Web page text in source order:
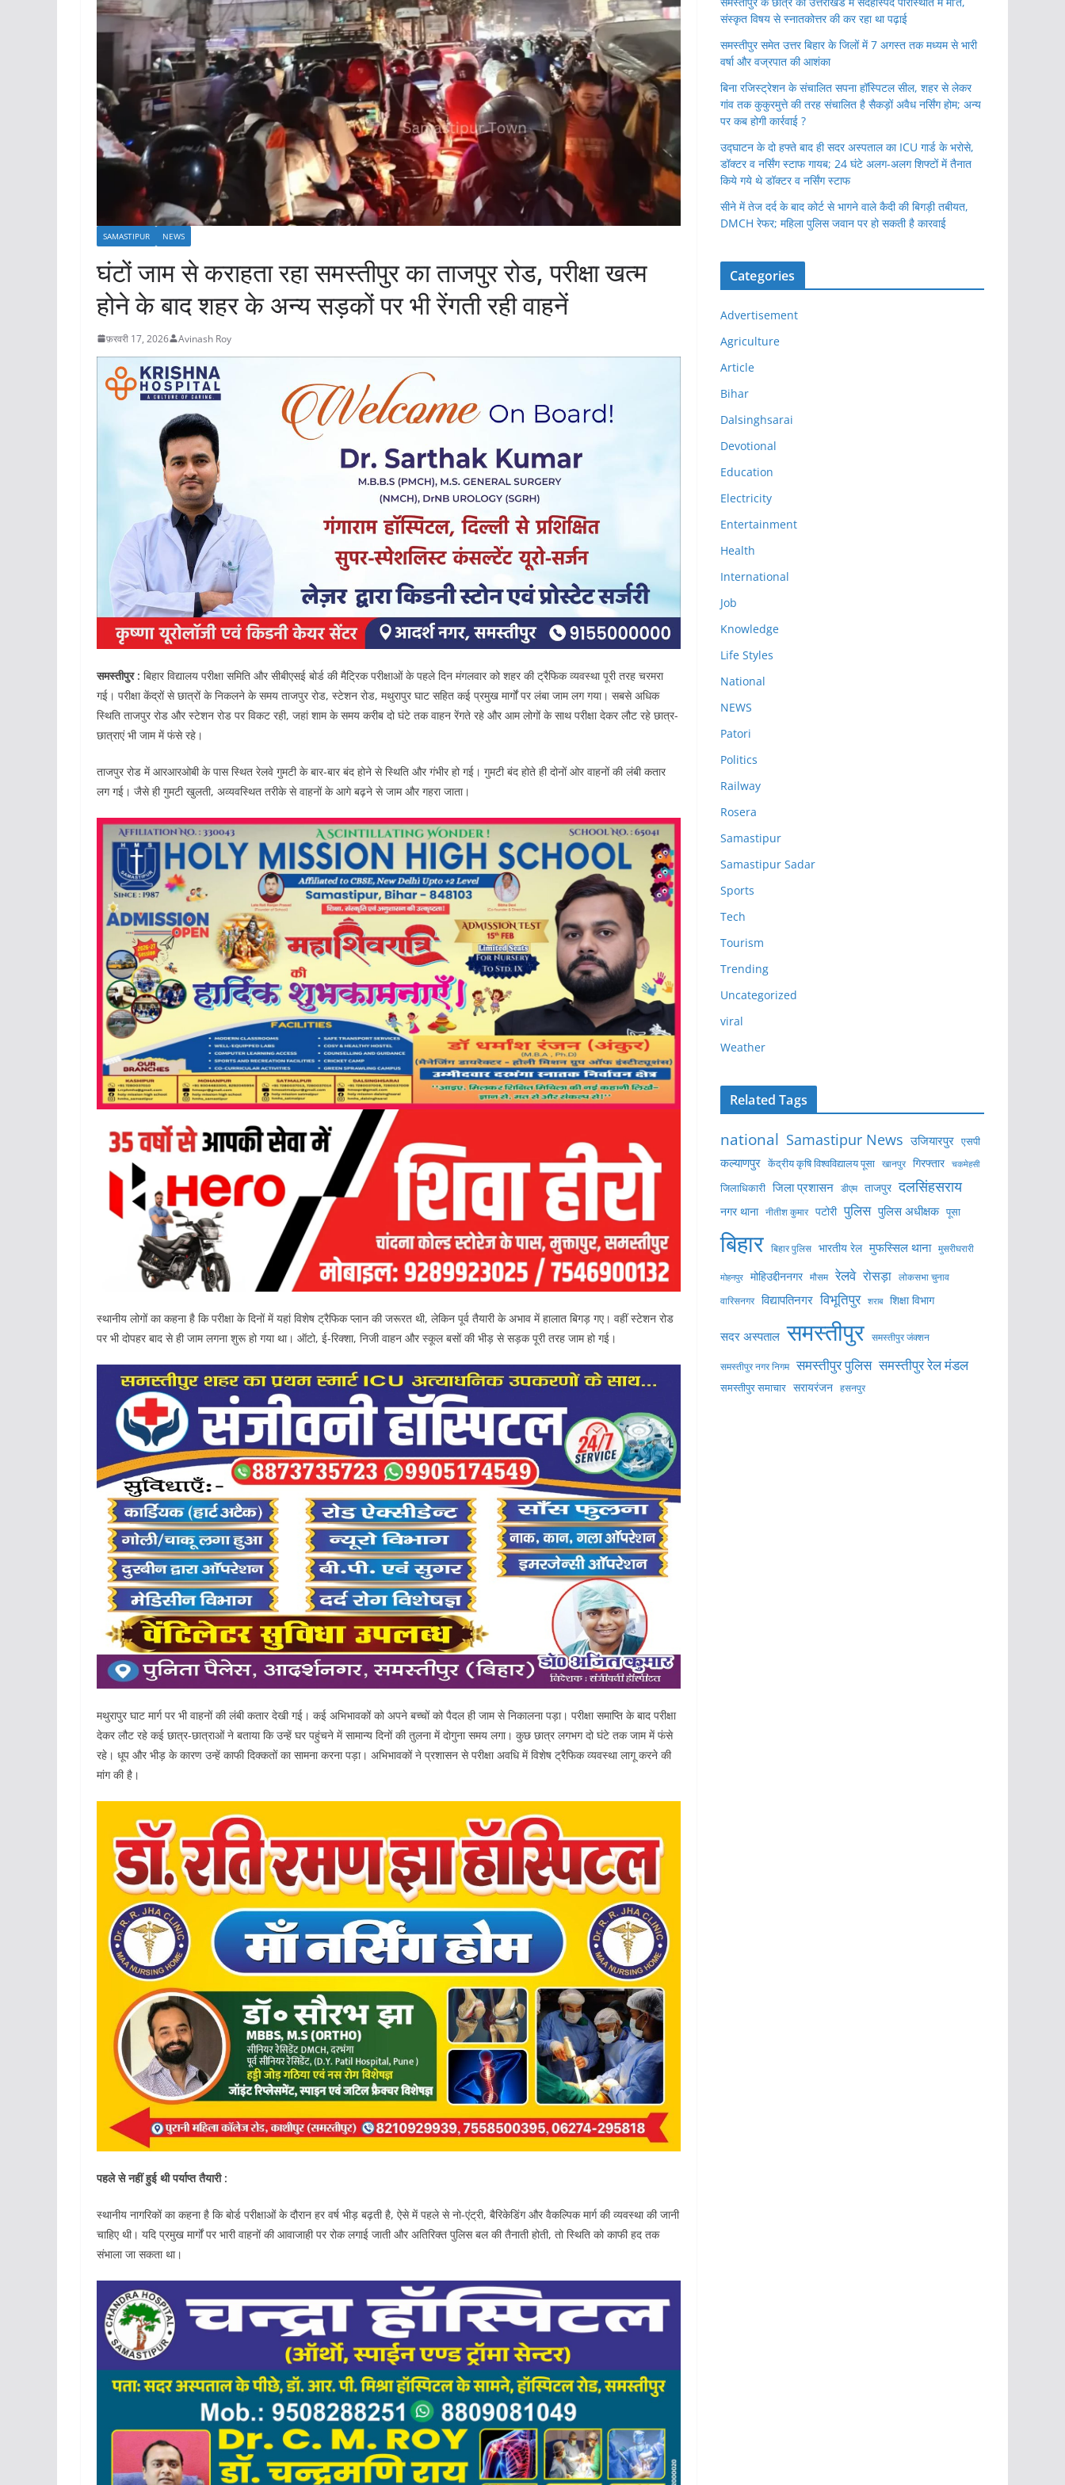
SAMASTIPUR NEWS
घंटों जाम से कराहता रहा समस्तीपुर का ताजपुर रोड, परीक्षा खत्म
होने के बाद शहर के अन्य सड़कों पर भी रेंगती रही वाहनें
फ़रवरी 17, 2026 Avinash Roy
समस्तीपुर : बिहार विद्यालय परीक्षा समिति और सीबीएसई बोर्ड की मैट्रिक परीक्षाओं के पहले दिन मंगलवार को शहर की ट्रैफिक व्यवस्था पूरी तरह चरमरा
गई। परीक्षा केंद्रों से छात्रों के निकलने के समय ताजपुर रोड, स्टेशन रोड, मथुरापुर घाट सहित कई प्रमुख मार्गों पर लंबा जाम लग गया। सबसे अधिक
स्थिति ताजपुर रोड और स्टेशन रोड पर विकट रही, जहां शाम के समय करीब दो घंटे तक वाहन रेंगते रहे और आम लोगों के साथ परीक्षा देकर लौट रहे छात्र-
छात्राएं भी जाम में फंसे रहे।
ताजपुर रोड में आरआरओबी के पास स्थित रेलवे गुमटी के बार-बार बंद होने से स्थिति और गंभीर हो गई। गुमटी बंद होते ही दोनों ओर वाहनों की लंबी कतार
लग गई। जैसे ही गुमटी खुलती, अव्यवस्थित तरीके से वाहनों के आगे बढ़ने से जाम और गहरा जाता।
स्थानीय लोगों का कहना है कि परीक्षा के दिनों में यहां विशेष ट्रैफिक प्लान की जरूरत थी, लेकिन पूर्व तैयारी के अभाव में हालात बिगड़ गए। वहीं स्टेशन रोड
पर भी दोपहर बाद से ही जाम लगना शुरू हो गया था। ऑटो, ई-रिक्शा, निजी वाहन और स्कूल बसों की भीड़ से सड़क पूरी तरह जाम हो गई।
मथुरापुर घाट मार्ग पर भी वाहनों की लंबी कतार देखी गई। कई अभिभावकों को अपने बच्चों को पैदल ही जाम से निकालना पड़ा। परीक्षा समाप्ति के बाद परीक्षा
देकर लौट रहे कई छात्र-छात्राओं ने बताया कि उन्हें घर पहुंचने में सामान्य दिनों की तुलना में दोगुना समय लगा। कुछ छात्र लगभग दो घंटे तक जाम में फंसे
रहे। धूप और भीड़ के कारण उन्हें काफी दिक्कतों का सामना करना पड़ा। अभिभावकों ने प्रशासन से परीक्षा अवधि में विशेष ट्रैफिक व्यवस्था लागू करने की
मांग की है।
पहले से नहीं हुई थी पर्याप्त तैयारी :
स्थानीय नागरिकों का कहना है कि बोर्ड परीक्षाओं के दौरान हर वर्ष भीड़ बढ़ती है, ऐसे में पहले से नो-एंट्री, बैरिकेडिंग और वैकल्पिक मार्ग की व्यवस्था की जानी
चाहिए थी। यदि प्रमुख मार्गों पर भारी वाहनों की आवाजाही पर रोक लगाई जाती और अतिरिक्त पुलिस बल की तैनाती होती, तो स्थिति को काफी हद तक
संभाला जा सकता था।
संस्कृत विषय से स्नातकोत्तर की कर रहा था पढ़ाई
समस्तीपुर समेत उत्तर बिहार के जिलों में 7 अगस्त तक मध्यम से भारी
वर्षा और वज्रपात की आशंका
बिना रजिस्ट्रेशन के संचालित सपना हॉस्पिटल सील, शहर से लेकर
गांव तक कुकुरमुत्ते की तरह संचालित है सैकड़ों अवैध नर्सिंग होम; अन्य
पर कब होगी कार्रवाई ?
उद्घाटन के दो हफ्ते बाद ही सदर अस्पताल का ICU गार्ड के भरोसे,
डॉक्टर व नर्सिंग स्टाफ गायब; 24 घंटे अलग-अलग शिफ्टों में तैनात
किये गये थे डॉक्टर व नर्सिंग स्टाफ
सीने में तेज दर्द के बाद कोर्ट से भागने वाले कैदी की बिगड़ी तबीयत,
DMCH रेफर; महिला पुलिस जवान पर हो सकती है कारवाई
Categories
Advertisement
Agriculture
Article
Bihar
Dalsinghsarai
Devotional
Education
Electricity
Entertainment
Health
International
Job
Knowledge
Life Styles
National
NEWS
Patori
Politics
Railway
Rosera
Samastipur
Samastipur Sadar
Sports
Tech
Tourism
Trending
Uncategorized
viral
Weather
Related Tags
national Samastipur News उजियारपुर एसपी
कल्याणपुर केंद्रीय कृषि विश्वविद्यालय पूसा खानपुर गिरफ्तार चकमेहसी
जिलाधिकारी जिला प्रशासन डीएम ताजपुर दलसिंहसराय
नगर थाना नीतीश कुमार पटोरी पुलिस पुलिस अधीक्षक पूसा
बिहार बिहार पुलिस भारतीय रेल मुफस्सिल थाना मुसरीघरारी
मोहनपुर मोहिउद्दीननगर मौसम रेलवे रोसड़ा लोकसभा चुनाव
वारिसनगर विद्यापतिनगर विभूतिपुर शराब शिक्षा विभाग
सदर अस्पताल समस्तीपुर समस्तीपुर जंक्शन
समस्तीपुर नगर निगम समस्तीपुर पुलिस समस्तीपुर रेल मंडल
समस्तीपुर समाचार सरायरंजन हसनपुर